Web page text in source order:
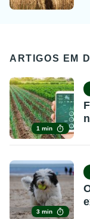
ARTIGOS EM
1 min
3 min